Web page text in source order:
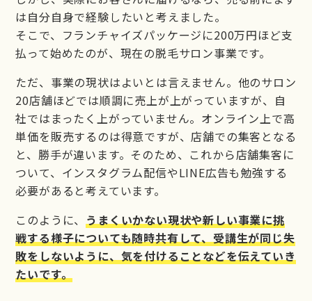
は自分自身で経験したいと考えました。
そこで、フランチャイズパッケージに200万円ほど支
払って始めたのが、現在の脱毛サロン事業です。
ただ、事業の現状はよいとは言えません。他のサロン
20店舗ほどでは順調に売上が上がっていますが、自
社ではまったく上がっていません。オンライン上で高
単価を販売するのは得意ですが、店舗での集客となる
と、勝手が違います。そのため、これから店舗集客に
ついて、インスタグラム配信やLINE広告も勉強する
必要があると考えています。
このように、 うまくいかない現状や新しい事業に挑
戦する様子についても随時共有して、受講生が同じ失
敗をしないように、気を付けることなどを伝えていき
たいです。